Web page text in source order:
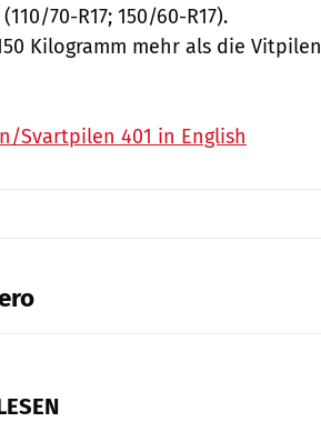
70-R17; 150/60-R17).
Kilogramm mehr als die Vitpilen
Svartpilen 401 in English